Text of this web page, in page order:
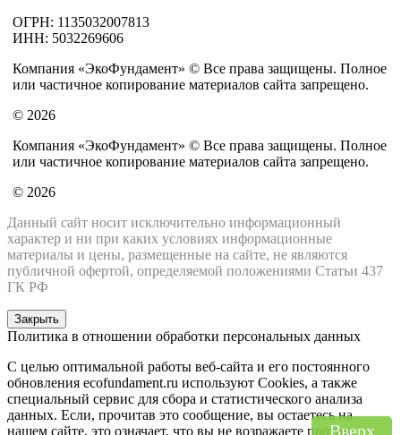
ОГРН: 1135032007813
ИНН: 5032269606
Компания «ЭкоФундамент» © Все права защищены. Полное
или частичное копирование материалов сайта запрещено.
© 2026
Компания «ЭкоФундамент» © Все права защищены. Полное
или частичное копирование материалов сайта запрещено.
© 2026
Данный сайт носит исключительно информационный
характер и ни при каких условиях информационные
материалы и цены, размещенные на сайте, не являются
публичной офертой, определяемой положениями Статьи 437
ГК РФ
Вверх
Закрыть
Политика в отношении обработки персональных данных
С целью оптимальной работы веб-сайта и его постоянного
обновления ecofundament.ru используют Cookies, а также
специальный сервис для сбора и статистического анализа
данных. Если, прочитав это сообщение, вы остаетесь на
нашем сайте, это означает, что вы не возражаете против